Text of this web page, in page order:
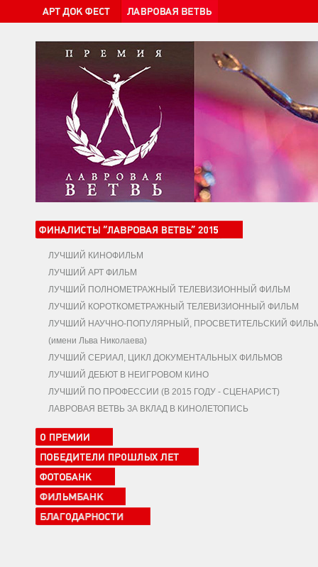
ЛУЧШИЙ КИНОФИЛЬМ
ЛУЧШИЙ АРТ ФИЛЬМ
ЛУЧШИЙ ПОЛНОМЕТРАЖНЫЙ ТЕЛЕВИЗИОННЫЙ ФИЛЬМ
ЛУЧШИЙ КОРОТКОМЕТРАЖНЫЙ ТЕЛЕВИЗИОННЫЙ ФИЛЬМ
ЛУЧШИЙ НАУЧНО-ПОПУЛЯРНЫЙ, ПРОСВЕТИТЕЛЬСКИЙ
(имени Льва Николаева)
ЛУЧШИЙ СЕРИАЛ, ЦИКЛ ДОКУМЕНТАЛЬНЫХ ФИЛЬМОВ
ЛУЧШИЙ ДЕБЮТ В НЕИГРОВОМ КИНО
ЛУЧШИЙ ПО ПРОФЕССИИ (В 2015 ГОДУ - СЦЕНАРИСТ)
ЛАВРОВАЯ ВЕТВЬ ЗА ВКЛАД В КИНОЛЕТОПИСЬ